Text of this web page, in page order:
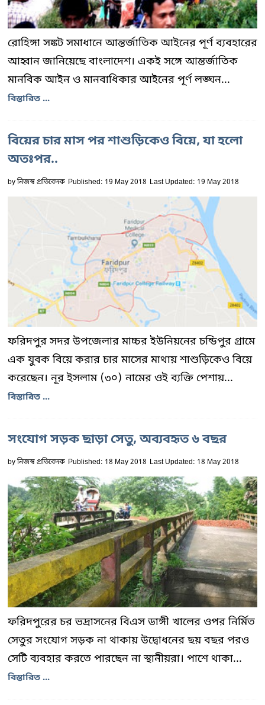
রোহিঙ্গা সঙ্কট সমাধানে আন্তর্জাতিক আইনের পূর্ণ ব্যবহারের
আহ্বান জানিয়েছে বাংলাদেশ। একই সঙ্গে আন্তর্জাতিক
মানবিক আইন ও মানবাধিকার আইনের পূর্ণ লঙ্ঘন...
বিস্তারিত ...
বিয়ের চার মাস পর শাশুড়িকেও বিয়ে, যা হলো
অতঃপর..
byনিজস্ব প্রতিবেদক Published: 19 May 2018 Last Updated: 19 May 2018
ফরিদপুর সদর উপজেলার মাচ্চর ইউনিয়নের চন্ডিপুর গ্রামে
এক যুবক বিয়ে করার চার মাসের মাথায় শাশুড়িকেও বিয়ে
করেছেন। নূর ইসলাম (৩০) নামের ওই ব্যক্তি পেশায়...
বিস্তারিত ...
সংযোগ সড়ক ছাড়া সেতু, অব্যবহৃত ৬ বছর
byনিজস্ব প্রতিবেদক Published: 18 May 2018 Last Updated: 18 May 2018
ফরিদপুরের চর ভদ্রাসনের বিএস ডাঙ্গী খালের ওপর নির্মিত
সেতুর সংযোগ সড়ক না থাকায় উদ্বোধনের ছয় বছর পরও
সেটি ব্যবহার করতে পারছেন না স্থানীয়রা। পাশে থাকা...
বিস্তারিত ...